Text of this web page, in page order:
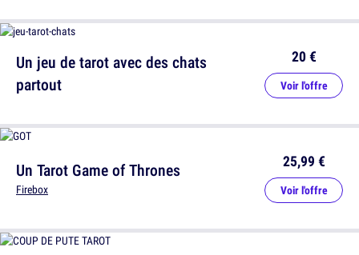
Un jeu de tarot avec des chats
partout
20 €
Voir l'offre
Un Tarot Game of Thrones
Firebox
25,99 €
Voir l'offre